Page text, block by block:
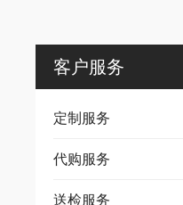
客户服务
定制服务
代购服务
送检服务